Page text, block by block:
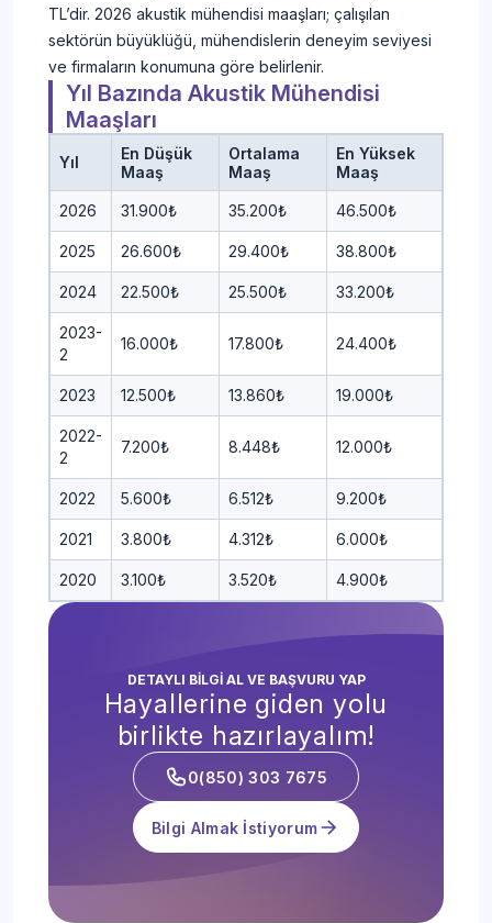
TL’dir. 2026 akustik mühendisi maaşları; çalışılan
sektörün büyüklüğü, mühendislerin deneyim seviyesi
ve firmaların konumuna göre belirlenir.
Yıl Bazında Akustik Mühendisi
Maaşları
Yıl
En Düşük
Maaş
Ortalama
Maaş
En Yüksek
Maaş
2026 31.900₺ 35.200₺ 46.500₺
2025 26.600₺ 29.400₺ 38.800₺
2024 22.500₺ 25.500₺ 33.200₺
2023-
2
16.000₺ 17.800₺ 24.400₺
2023 12.500₺ 13.860₺ 19.000₺
2022-
2
7.200₺ 8.448₺ 12.000₺
2022 5.600₺ 6.512₺ 9.200₺
2021 3.800₺ 4.312₺ 6.000₺
2020 3.100₺ 3.520₺ 4.900₺
DETAYLI BİLGİ AL VE BAŞVURU YAP
Hayallerine giden yolu
birlikte hazırlayalım!
0(850) 303 7675
Bilgi Almak İstiyorum